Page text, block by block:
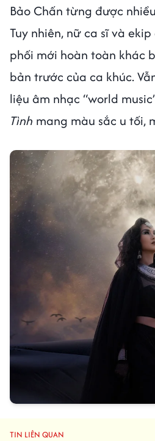
Bảo Chấn từng được
Tuy nhiên, nữ ca sĩ và
phối mới hoàn toàn khác
bản trước của ca khúc.
liệu âm nhạc “world
Tình mang màu sắc u tối,
TIN LIÊN QUAN